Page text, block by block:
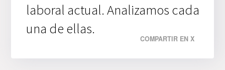
laboral actual. Analizamos cada
una de ellas.
COMPARTIR EN X